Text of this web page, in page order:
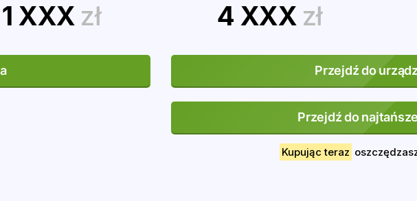
1 XXX zł 4 XXX zł
Przejdź do
Przejdź do
Kupując teraz